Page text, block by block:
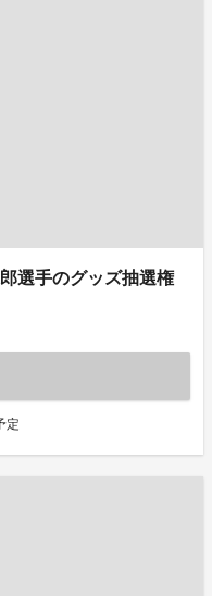
選手のグッズ抽選権
定